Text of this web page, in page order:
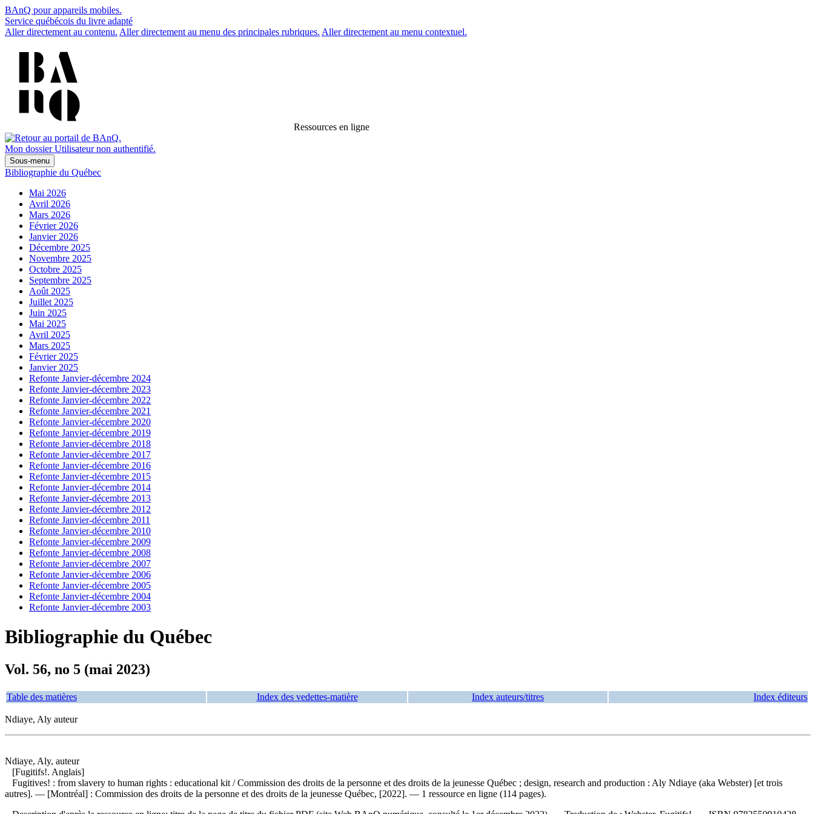
BAnQ pour appareils mobiles.
Service québécois du livre adapté
Aller directement au contenu. Aller directement au menu des principales rubriques. Aller directement au menu contextuel.
Ressources en ligne
Mon dossier Utilisateur non authentifié.
Sous-menu
Bibliographie du Québec
Mai 2026
Avril 2026
Mars 2026
Février 2026
Janvier 2026
Décembre 2025
Novembre 2025
Octobre 2025
Septembre 2025
Août 2025
Juillet 2025
Juin 2025
Mai 2025
Avril 2025
Mars 2025
Février 2025
Janvier 2025
Refonte Janvier-décembre 2024
Refonte Janvier-décembre 2023
Refonte Janvier-décembre 2022
Refonte Janvier-décembre 2021
Refonte Janvier-décembre 2020
Refonte Janvier-décembre 2019
Refonte Janvier-décembre 2018
Refonte Janvier-décembre 2017
Refonte Janvier-décembre 2016
Refonte Janvier-décembre 2015
Refonte Janvier-décembre 2014
Refonte Janvier-décembre 2013
Refonte Janvier-décembre 2012
Refonte Janvier-décembre 2011
Refonte Janvier-décembre 2010
Refonte Janvier-décembre 2009
Refonte Janvier-décembre 2008
Refonte Janvier-décembre 2007
Refonte Janvier-décembre 2006
Refonte Janvier-décembre 2005
Refonte Janvier-décembre 2004
Refonte Janvier-décembre 2003
Bibliographie du Québec
Vol. 56, no 5 (mai 2023)
Table des matières Index des vedettes-matière Index auteurs/titres Index éditeurs
Ndiaye, Aly auteur
Ndiaye, Aly, auteur
[Fugitifs!. Anglais]
Fugitives! : from slavery to human rights : educational kit / Commission des droits de la personne et des droits de la jeunesse Québec ; design, research and production : Aly Ndiaye (aka Webster) [et trois
autres]. — [Montréal] : Commission des droits de la personne et des droits de la jeunesse Québec, [2022]. — 1 ressource en ligne (114 pages).